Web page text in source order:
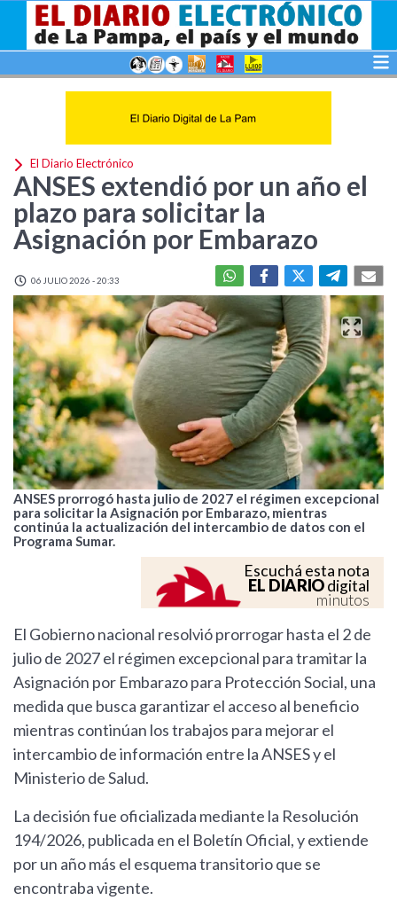
El Diario Electrónico
ANSES extendió por un año el
plazo para solicitar la
Asignación por Embarazo
06 JULIO 2026 - 20:33
ANSES prorrogó hasta julio de 2027 el régimen excepcional
para solicitar la Asignación por Embarazo, mientras
continúa la actualización del intercambio de datos con el
Programa Sumar.
Escuchá esta nota
EL DIARIOdigital
minutos
El Gobierno nacional resolvió prorrogar hasta el 2 de
julio de 2027 el régimen excepcional para tramitar la
Asignación por Embarazo para Protección Social, una
medida que busca garantizar el acceso al beneficio
mientras continúan los trabajos para mejorar el
intercambio de información entre la ANSES y el
Ministerio de Salud.
La decisión fue oficializada mediante la Resolución
194/2026, publicada en el Boletín Oficial, y extiende
por un año más el esquema transitorio que se
encontraba vigente.